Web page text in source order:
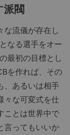
派閥
な流儀が存在し
なる選手をオー
最初の目標とし
を作れば、その
、あるいは相手
々な可変式を仕
ことは世界中で
言ってもいいか